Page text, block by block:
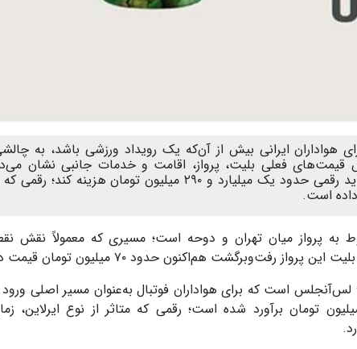
ستاره صبح آنلاین، جام جهانی ۲۰۲۶ برای هواداران ایرانی بیش از آن‌که یک رویداد ورزشی باشد، به
قیمت‌های فعلی بلیت، پرواز، اقامت و خدمات جانبی نشان
هوادار برای تماشای سه بازی تیم ملی در آمریکا باید رقمی حدود یک میلیارد و ۲۹۰ میلیون تومان
است.
به پرواز میان تهران و دوحه است؛ مسیری که معمولاً نقش
رفت‌وبرگشت هم‌اکنون حدود ۷۰ میلیون تومان قیمت دارد.
است که برای هواداران فوتبال به‌عنوان مسیر اصلی ورود
نظر گرفته شده. بهای این بلیت بیش از ۳۵۰ میلیون تومان برآورد شده است؛ رقمی که متاثر از نوع